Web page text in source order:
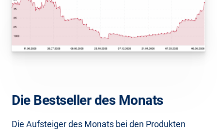
Die Bestseller des Monats
Die Aufsteiger des Monats bei den Produkten